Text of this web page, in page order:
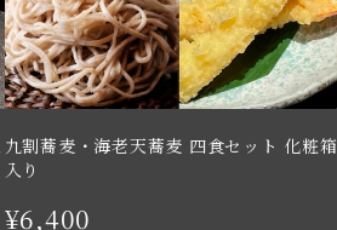
九割蕎麦・海老天蕎麦 四食セット 化粧箱
入り
¥6,400